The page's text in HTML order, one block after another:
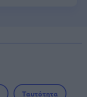
Ταυτότητα